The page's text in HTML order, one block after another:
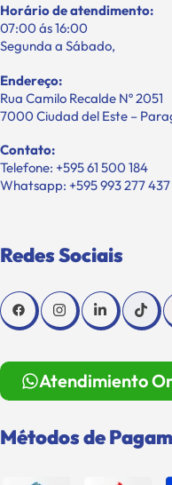
Horário de atendimento:
07:00 ás 16:00
Segunda a Sábado,
Endereço:
Rua Camilo Recalde Nº 2051
7000 Ciudad del Este –
Contato:
Telefone: +595 61 500 184
Whatsapp: +595 993 277 437
Redes Sociais
Atendimiento
Métodos de